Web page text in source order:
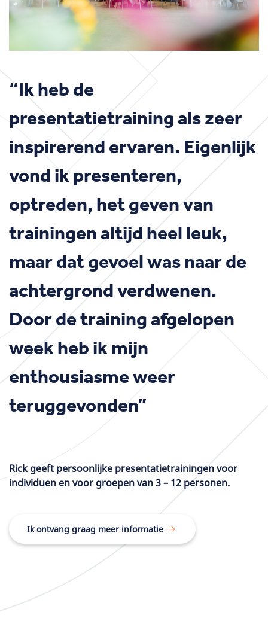
“Ik heb de
presentatietraining als zeer
inspirerend ervaren. Eigenlijk
vond ik presenteren,
optreden, het geven van
trainingen altijd heel leuk,
maar dat gevoel was naar de
achtergrond verdwenen.
Door de training afgelopen
week heb ik mijn
enthousiasme weer
teruggevonden”
Rick geeft persoonlijke presentatietrainingen voor
individuen en voor groepen van 3 – 12 personen.
Ik ontvang graag meer informatie